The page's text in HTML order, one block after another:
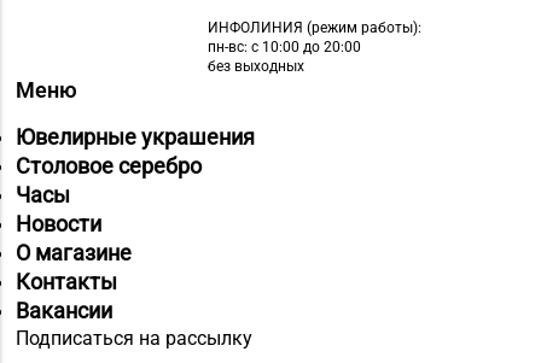
ИНФОЛИНИЯ (режим работы):
пн-вс: с 10:00 до 20:00
без выходных
Меню
Ювелирные украшения
Столовое серебро
Часы
Новости
О магазине
Контакты
Вакансии
Подписаться на рассылку